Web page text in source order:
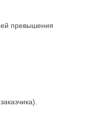
превышения